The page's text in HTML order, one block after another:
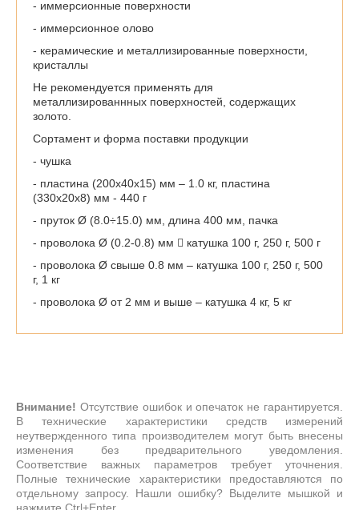
- иммерсионные поверхности
- иммерсионное олово
- керамические и металлизированные поверхности,
кристаллы
Не рекомендуется применять для
металлизированнных поверхностей, содержащих
золото.
Сортамент и форма поставки продукции
- чушка
- пластина (200х40х15) мм – 1.0 кг, пластина
(330х20х8) мм - 440 г
- пруток Ø (8.0÷15.0) мм, длина 400 мм, пачка
- проволока Ø (0.2-0.8) мм  катушка 100 г, 250 г, 500 г
- проволока Ø свыше 0.8 мм – катушка 100 г, 250 г, 500
г, 1 кг
- проволока Ø от 2 мм и выше – катушка 4 кг, 5 кг
Внимание! Отсутствие ошибок и опечаток не гарантируется.
В технические характеристики средств измерений
неутвержденного типа производителем могут быть внесены
изменения без предварительного уведомления.
Соответствие важных параметров требует уточнения.
Полные технические характеристики предоставляются по
отдельному запросу. Нашли ошибку? Выделите мышкой и